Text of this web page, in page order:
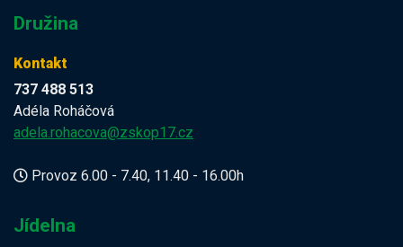
Družina
Kontakt
737 488 513
Adéla Roháčová
adela.rohacova@zskop17.cz
Provoz 6.00 - 7.40, 11.40 - 16.00h
Jídelna